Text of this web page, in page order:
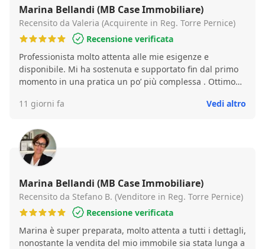
Marina Bellandi (MB Case Immobiliare)
Recensito da Valeria (Acquirente in Reg. Torre Pernice)
Recensione verificata
Professionista molto attenta alle mie esigenze e
disponibile. Mi ha sostenuta e supportato fin dal primo
momento in una pratica un po’ più complessa . Ottimo
11 giorni fa
Vedi altro
Marina Bellandi (MB Case Immobiliare)
Recensito da Stefano B. (Venditore in Reg. Torre Pernice)
Recensione verificata
Marina è super preparata, molto attenta a tutti i dettagli,
nonostante la vendita del mio immobile sia stata lunga a